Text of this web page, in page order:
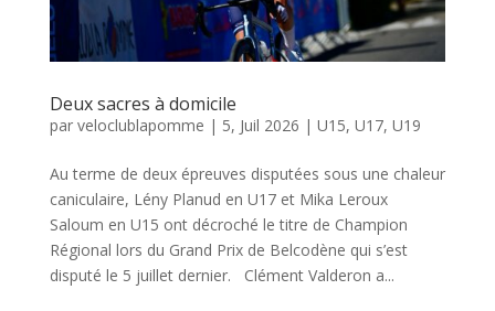
Deux sacres à domicile
par veloclublapomme | 5, Juil 2026 | U15, U17, U19
Au terme de deux épreuves disputées sous une chaleur
caniculaire, Lény Planud en U17 et Mika Leroux
Saloum en U15 ont décroché le titre de Champion
Régional lors du Grand Prix de Belcodène qui s’est
disputé le 5 juillet dernier. Clément Valderon a...